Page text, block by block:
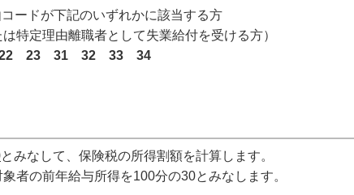
ードが下記のいずれかに該当する方
定理由離職者として失業給付を受ける方）
23 31 32 33 34
とみなして、保険税の所得割額を計算します。
者の前年給与所得を100分の30とみなします。